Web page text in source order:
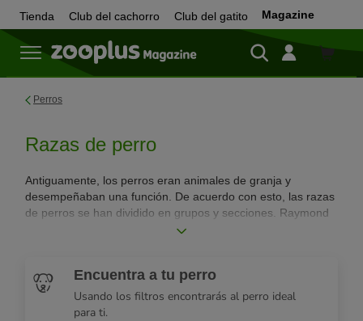
Tienda Club del cachorro Club del gatito Magazine
Tienda
Perros
Razas de perro
Antiguamente, los perros eran animales de granja y
desempeñaban una función. De acuerdo con esto, las razas
de perros se han dividido en grupos y secciones. Raymond
Triquet redefinió la totalidad de las razas de perros en 1983.
Encuentra a tu perro
Usando los filtros encontrarás al perro ideal
para ti.